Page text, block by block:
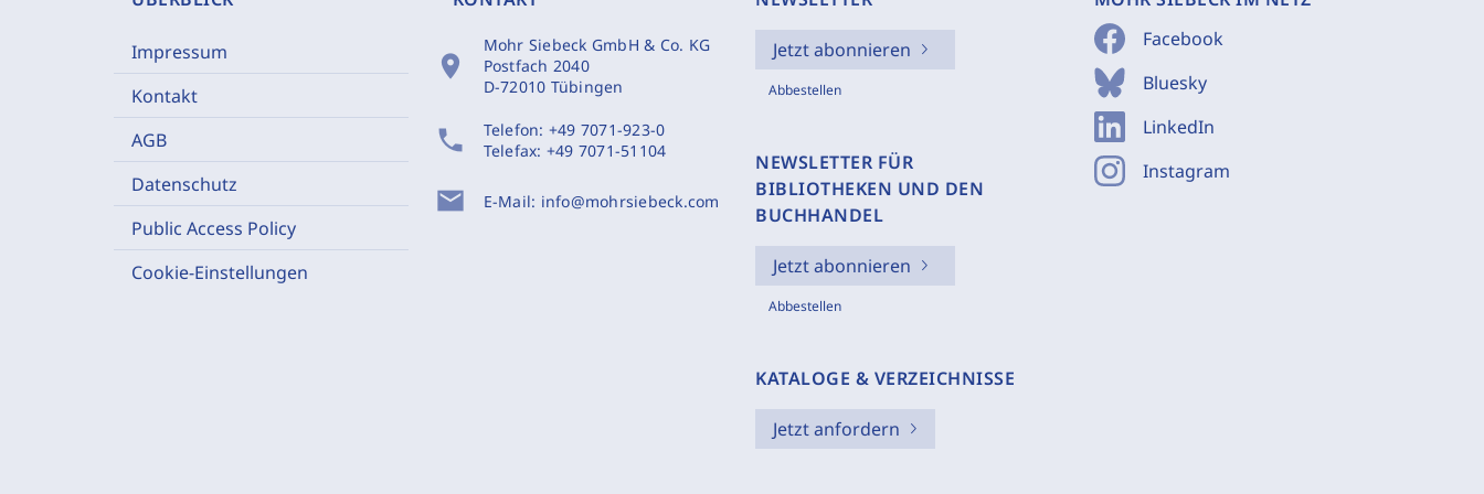
Impressum
Kontakt
AGB
Datenschutz
Public Access Policy
Cookie-Einstellungen
location_on
Mohr Siebeck GmbH & Co. KG
Postfach 2040
D-72010 Tübingen
phone Telefon: +49 7071-923-0
Telefax: +49 7071-51104
mail E-Mail: info@mohrsiebeck.com
Jetzt abonnieren
Abbestellen
NEWSLETTER FÜR
BIBLIOTHEKEN UND DEN
BUCHHANDEL
Jetzt abonnieren
Abbestellen
KATALOGE & VERZEICHNISSE
Jetzt anfordern
Facebook
Bluesky
LinkedIn
Instagram